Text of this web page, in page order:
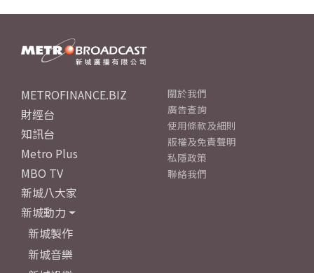
METROFINANCE.BIZ
財經台
知訊台
Metro Plus
MBO TV
新城八大家
新城動力
新城製作
新城音樂
關於我們
廣告查詢
使用條款及細則
版權及免責聲明
私隱政策
聯絡我們